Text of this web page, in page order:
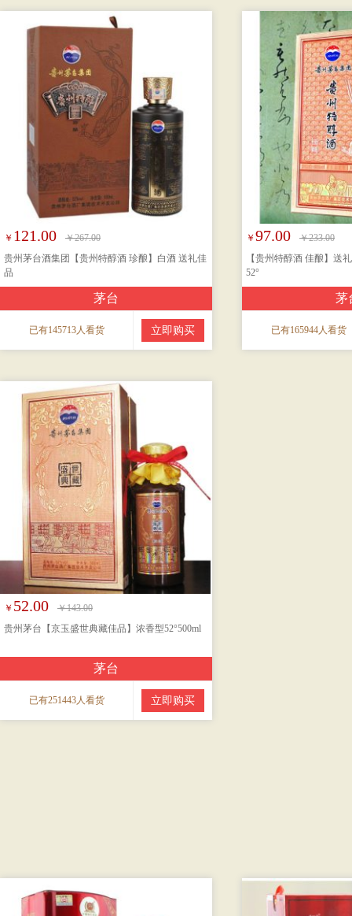
￥ 121.00
￥267.00
贵州茅台酒集团【贵州特醇酒 珍酿】白酒 送礼佳
品
茅台
已有145713人看货 立即购买
￥ 97.00
￥233.00
【贵州特醇酒 佳酿】送
52°
茅
已有165944人看货
￥ 52.00
￥143.00
贵州茅台【京玉盛世典藏佳品】浓香型52°500ml
茅台
已有251443人看货 立即购买